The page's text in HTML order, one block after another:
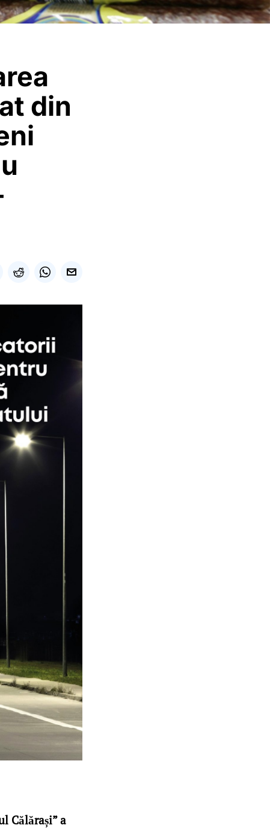
din
Călărași” a